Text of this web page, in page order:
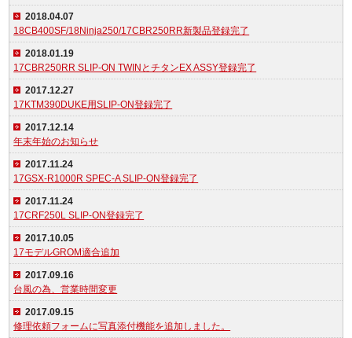
2018.04.07
18CB400SF/18Ninja250/17CBR250RR新製品登録完了
2018.01.19
17CBR250RR SLIP-ON TWINとチタンEX ASSY登録完了
2017.12.27
17KTM390DUKE用SLIP-ON登録完了
2017.12.14
年末年始のお知らせ
2017.11.24
17GSX-R1000R SPEC-A SLIP-ON登録完了
2017.11.24
17CRF250L SLIP-ON登録完了
2017.10.05
17モデルGROM適合追加
2017.09.16
台風の為、営業時間変更
2017.09.15
修理依頼フォームに写真添付機能を追加しました。